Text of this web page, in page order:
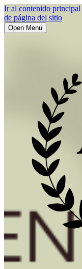
Ir al contenido principal
de página del sitio
Open Menu